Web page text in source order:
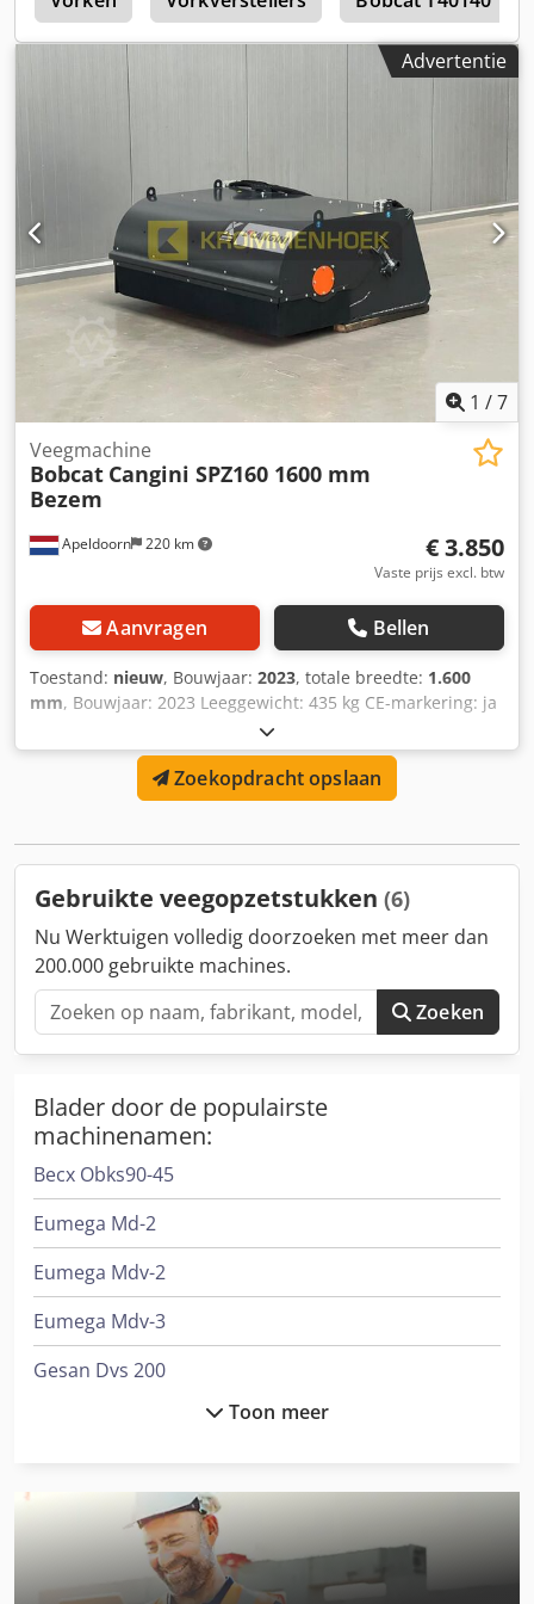
Ö. Inalkac.
Advertentie
1 /7
Apeldoorn 220 km
Veegmachine
Bobcat Cangini SPZ160 1600 mm
Bezem
€ 3.850
Vaste prijs excl. btw
Aanvragen Bellen
Toestand: nieuw, Bouwjaar: 2023, totale breedte: 1.600
mm, Bouwjaar: 2023 Leeggewicht: 435 kg CE-markering: ja
Algemene staat: zeer goed Technische staat: zeer goed
Uiterlijke staat: zeer goed Codpfsp T Sybsx Ai Rerf Nieuwe
Cangini 1600 mm veegbak voor compacte laders en
wielladers, Bobcat-aanbouwdeel
Zoekopdracht opslaan
Gebruikte veegopzetstukken (6)
Nu Werktuigen volledig doorzoeken met meer dan
200.000 gebruikte machines.
Zoeken
Blader door de populairste
machinenamen:
Becx Obks90-45
Eumega Md-2
Eumega Mdv-2
Eumega Mdv-3
Gesan Dvs 200
International 433
International 453
Toon meer